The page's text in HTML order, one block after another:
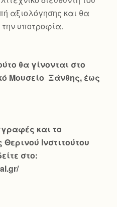
αξιολόγησης και θα
υποτροφία.
θα γίνονται στο
Μουσείο Ξάνθης, έως
και το
Ινστιτούτου
στο: